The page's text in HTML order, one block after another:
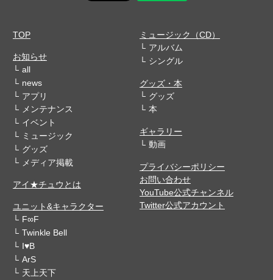
TOP
お知らせ
all
news
アプリ
メンテナンス
イベント
ミュージック
グッズ
メディア掲載
アイ★チュウとは
ユニット&キャラクター
F∞F
Twinkle Bell
I♥B
ArS
天上天下
ミュージック（CD）
アルバム
シングル
グッズ・本
グッズ
本
ギャラリー
動画
プライバシーポリシー
お問い合わせ
YouTube公式チャンネル
Twitter公式アカウント